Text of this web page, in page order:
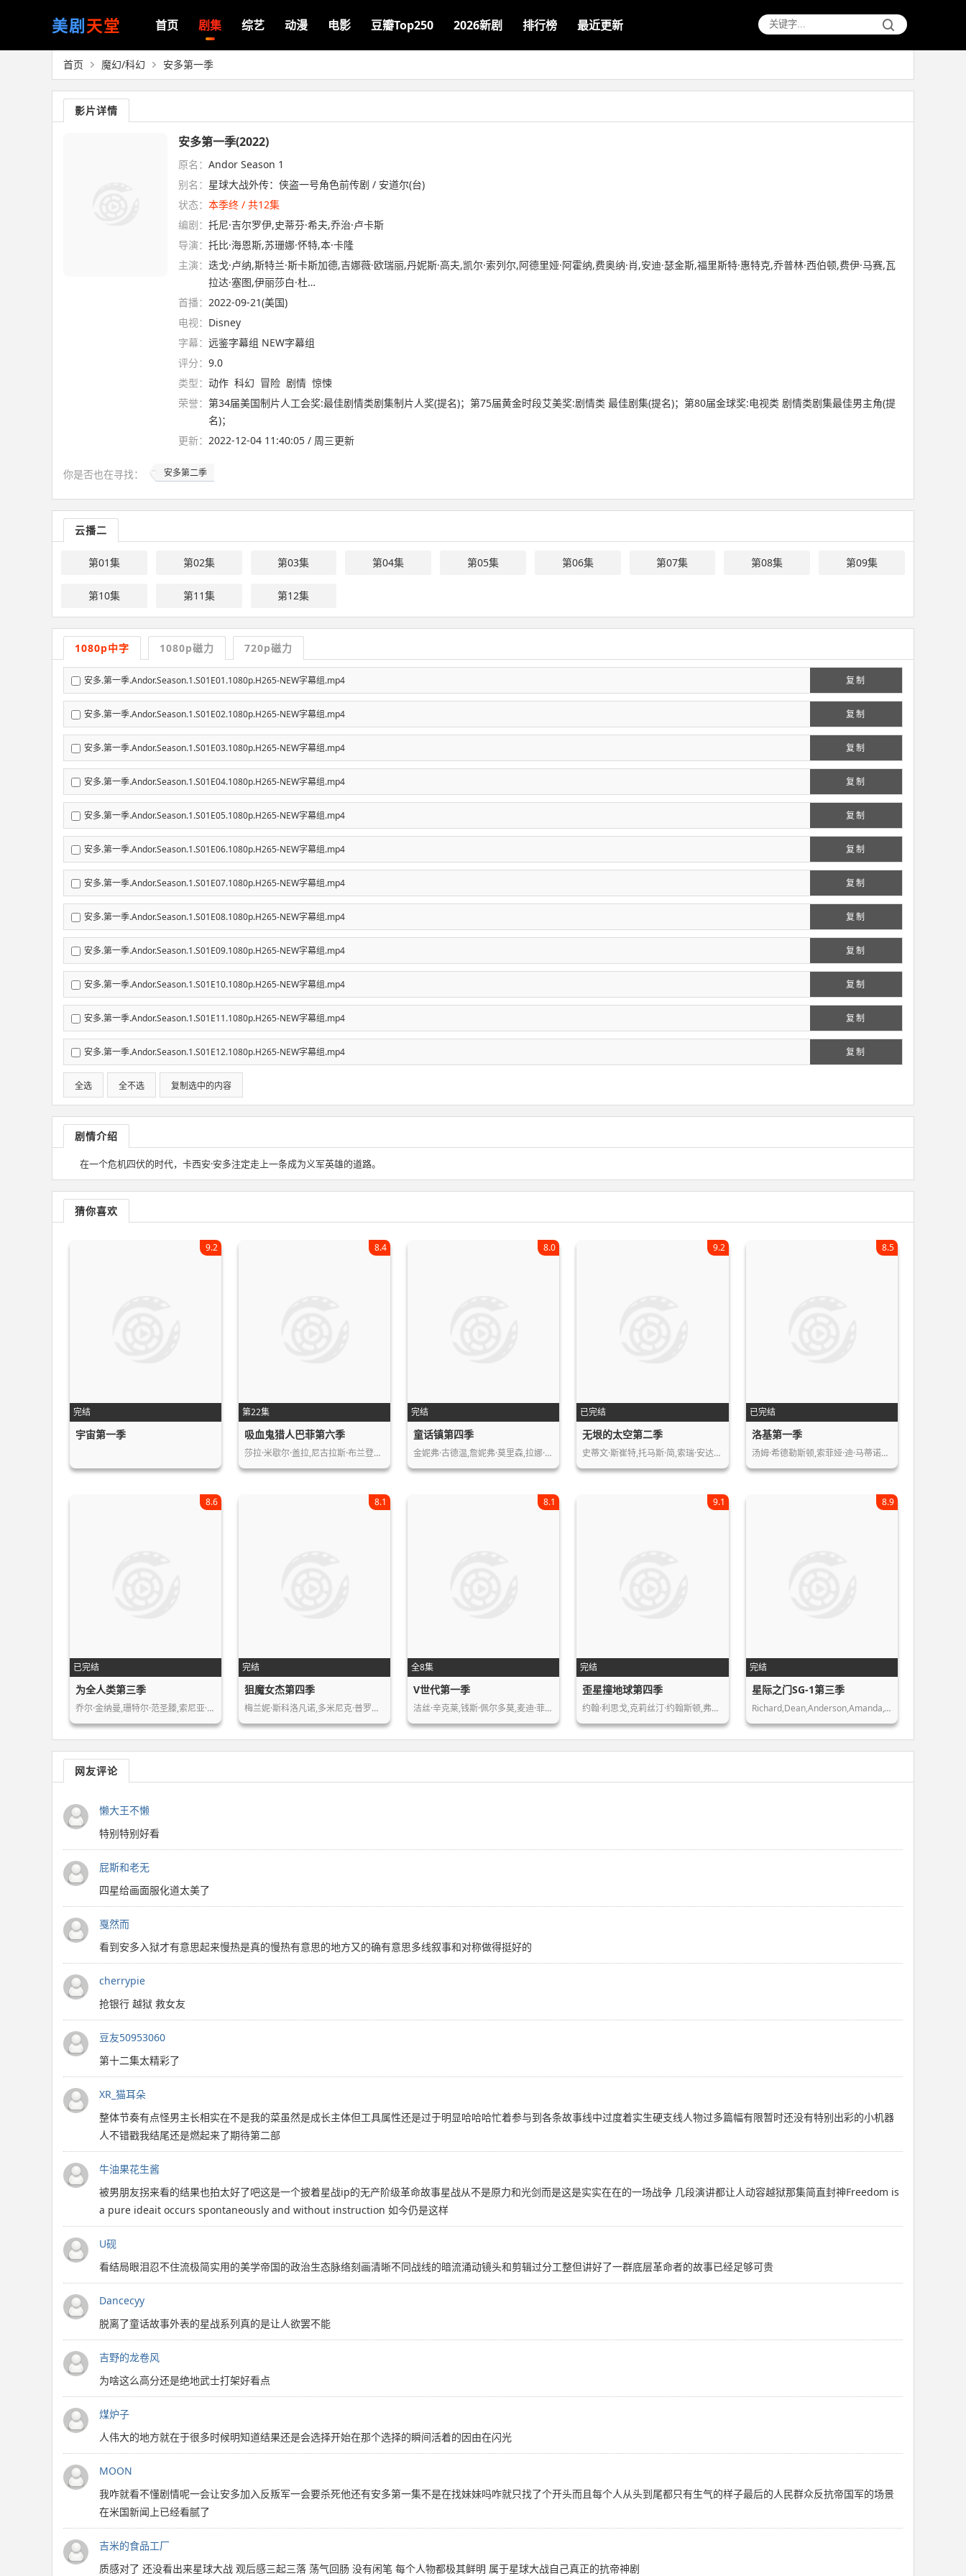
美剧天堂 首页 剧集 综艺 动漫 电影 豆瓣Top250 2026新剧 排行榜 最近更新
首页 魔幻/科幻 安多第一季
影片详情
安多第一季(2022)
原名： Andor Season 1
别名： 星球大战外传：侠盗一号角色前传剧 / 安道尔(台)
状态： 本季终 / 共12集
编剧： 托尼·吉尔罗伊,史蒂芬·希夫,乔治·卢卡斯
导演： 托比·海恩斯,苏珊娜·怀特,本·卡隆
主演： 迭戈·卢纳,斯特兰·斯卡斯加德,吉娜薇·欧瑞丽,丹妮斯·高夫,凯尔·索列尔,阿德里娅·阿霍纳,费奥纳·肖,安迪·瑟金斯,福里斯特·惠特克,乔普林·西伯顿,费伊·马赛,瓦
拉达·塞图,伊丽莎白·杜…
首播： 2022-09-21(美国)
电视： Disney
字幕： 远鉴字幕组 NEW字幕组
评分： 9.0
类型： 动作 科幻 冒险 剧情 惊悚
荣誉： 第34届美国制片人工会奖:最佳剧情类剧集制片人奖(提名)；第75届黄金时段艾美奖:剧情类 最佳剧集(提名)；第80届金球奖:电视类 剧情类剧集最佳男主角(提
名)；
更新： 2022-12-04 11:40:05 / 周三更新
你是否也在寻找： 安多第二季
云播二
第01集 第02集 第03集 第04集 第05集 第06集 第07集 第08集 第09集
第10集 第11集 第12集
1080p中字 1080p磁力 720p磁力
复制
安多.第一季.Andor.Season.1.S01E01.1080p.H265-NEW字幕组.mp4
复制
安多.第一季.Andor.Season.1.S01E02.1080p.H265-NEW字幕组.mp4
复制
安多.第一季.Andor.Season.1.S01E03.1080p.H265-NEW字幕组.mp4
复制
安多.第一季.Andor.Season.1.S01E04.1080p.H265-NEW字幕组.mp4
复制
安多.第一季.Andor.Season.1.S01E05.1080p.H265-NEW字幕组.mp4
复制
安多.第一季.Andor.Season.1.S01E06.1080p.H265-NEW字幕组.mp4
复制
安多.第一季.Andor.Season.1.S01E07.1080p.H265-NEW字幕组.mp4
复制
安多.第一季.Andor.Season.1.S01E08.1080p.H265-NEW字幕组.mp4
复制
安多.第一季.Andor.Season.1.S01E09.1080p.H265-NEW字幕组.mp4
复制
安多.第一季.Andor.Season.1.S01E10.1080p.H265-NEW字幕组.mp4
复制
安多.第一季.Andor.Season.1.S01E11.1080p.H265-NEW字幕组.mp4
复制
安多.第一季.Andor.Season.1.S01E12.1080p.H265-NEW字幕组.mp4
全选 全不选 复制选中的内容
剧情介绍
在一个危机四伏的时代，卡西安·安多注定走上一条成为义军英雄的道路。
猜你喜欢
完结
9.2
宇宙第一季
第22集
8.4
吸血鬼猎人巴菲第六季
莎拉·米歇尔·盖拉,尼古拉斯·布兰登…
完结
8.0
童话镇第四季
金妮弗·古德温,詹妮弗·莫里森,拉娜·…
已完结
9.2
无垠的太空第二季
史蒂文·斯崔特,托马斯·简,索瑞·安达…
已完结
8.5
洛基第一季
汤姆·希德勒斯顿,索菲娅·迪·马蒂诺…
已完结
8.6
为全人类第三季
乔尔·金纳曼,珊特尔·范圣滕,索尼亚·…
完结
8.1
狙魔女杰第四季
梅兰妮·斯科洛凡诺,多米尼克·普罗沃…
全8集
8.1
V世代第一季
洁丝·辛克莱,钱斯·佩尔多莫,麦迪·菲…
完结
9.1
歪星撞地球第四季
约翰·利思戈,克莉丝汀·约翰斯顿,弗伦…
完结
8.9
星际之门SG-1第三季
Richard,Dean,Anderson,Amanda,Tapping
网友评论
懒大王不懒
特别特别好看
屁斯和老无
四星给画面服化道太美了
戛然而
看到安多入狱才有意思起来慢热是真的慢热有意思的地方又的确有意思多线叙事和对称做得挺好的
cherrypie
抢银行 越狱 救女友
豆友50953060
第十二集太精彩了
XR_猫耳朵
整体节奏有点怪男主长相实在不是我的菜虽然是成长主体但工具属性还是过于明显哈哈哈忙着参与到各条故事线中过度着实生硬支线人物过多篇幅有限暂时还没有特别出彩的小机器
人不错戳我结尾还是燃起来了期待第二部
牛油果花生酱
被男朋友拐来看的结果也拍太好了吧这是一个披着星战ip的无产阶级革命故事星战从不是原力和光剑而是这是实实在在的一场战争 几段演讲都让人动容越狱那集简直封神Freedom is
a pure ideait occurs spontaneously and without instruction 如今仍是这样
U砚
看结局眼泪忍不住流极简实用的美学帝国的政治生态脉络刻画清晰不同战线的暗流涌动镜头和剪辑过分工整但讲好了一群底层革命者的故事已经足够可贵
Dancecyy
脱离了童话故事外表的星战系列真的是让人欲罢不能
吉野的龙卷风
为啥这么高分还是绝地武士打架好看点
煤炉子
人伟大的地方就在于很多时候明知道结果还是会选择开始在那个选择的瞬间活着的因由在闪光
MOON
我咋就看不懂剧情呢一会让安多加入反叛军一会要杀死他还有安多第一集不是在找妹妹吗咋就只找了个开头而且每个人从头到尾都只有生气的样子最后的人民群众反抗帝国军的场景
在米国新闻上已经看腻了
吉米的食品工厂
质感对了 还没看出来星球大战 观后感三起三落 荡气回肠 没有闲笔 每个人物都极其鲜明 属于星球大战自己真正的抗帝神剧